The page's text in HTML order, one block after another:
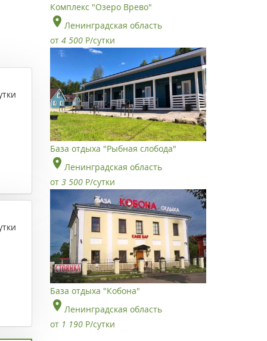
Комплекс "Озеро Врево"
Ленинградская область
от 4 500 Р/сутки
База отдыха "Рыбная слобода"
Ленинградская область
от 3 500 Р/сутки
База отдыха "Кобона"
Ленинградская область
от 1 190 Р/сутки